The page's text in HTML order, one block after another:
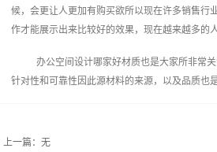
候，会更让人更加有购买欲所以现在许多销售行
作才能展示出来比较好的效果，现在越来越多的
办公空间设计哪家好材质也是大家所非常
针对性和可靠性因此源材料的来源，以及品质也
上一篇：无